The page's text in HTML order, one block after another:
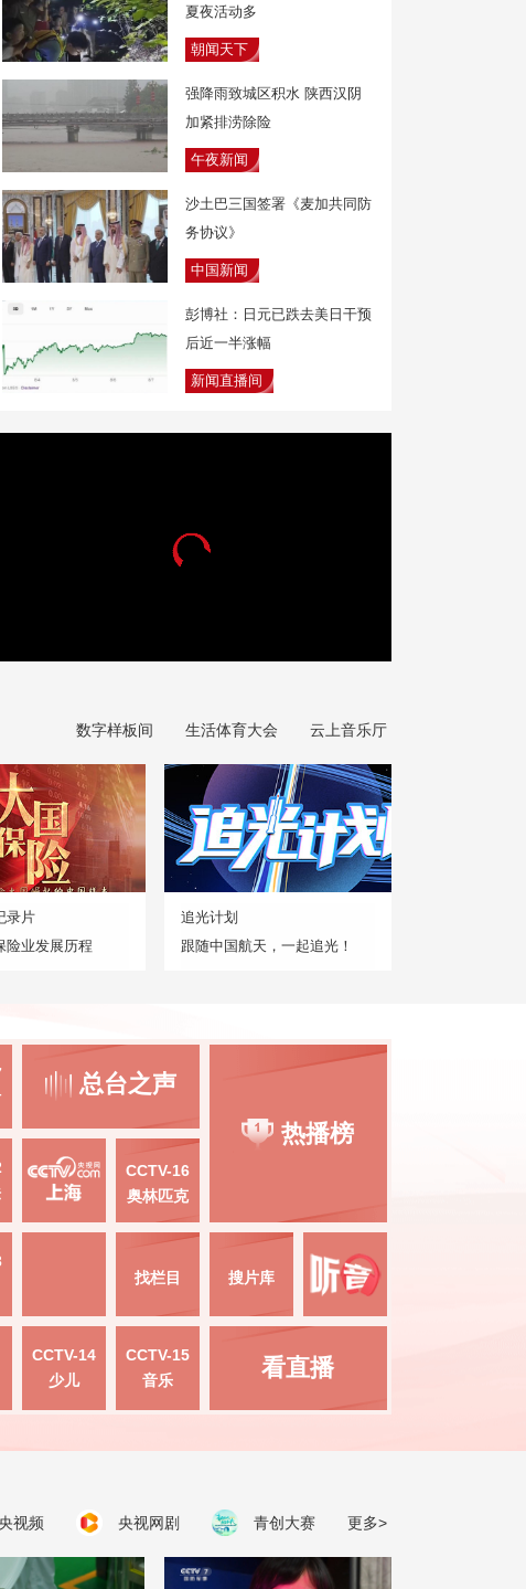
夏夜活动多
朝闻天下
强降雨致城区积水 陕西汉阴
加紧排涝除险
午夜新闻
沙土巴三国签署《麦加共同防
务协议》
中国新闻
彭博社：日元已跌去美日干预
后近一半涨幅
新闻直播间
数字样板间 生活体育大会 云上音乐厅
录片
险业发展历程
追光计划
跟随中国航天，一起追光！
总台之声
热播榜
CCTV-16
奥林匹克
找栏目 搜片库
CCTV-14
少儿
CCTV-15
音乐
看直播
更多>
视频 央视网剧 青创大赛